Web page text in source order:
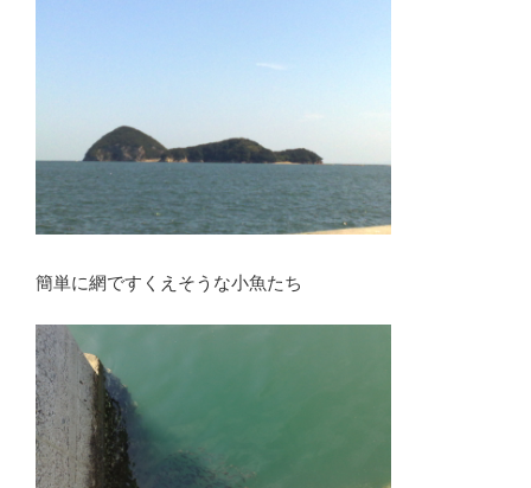
簡単に網ですくえそうな小魚たち